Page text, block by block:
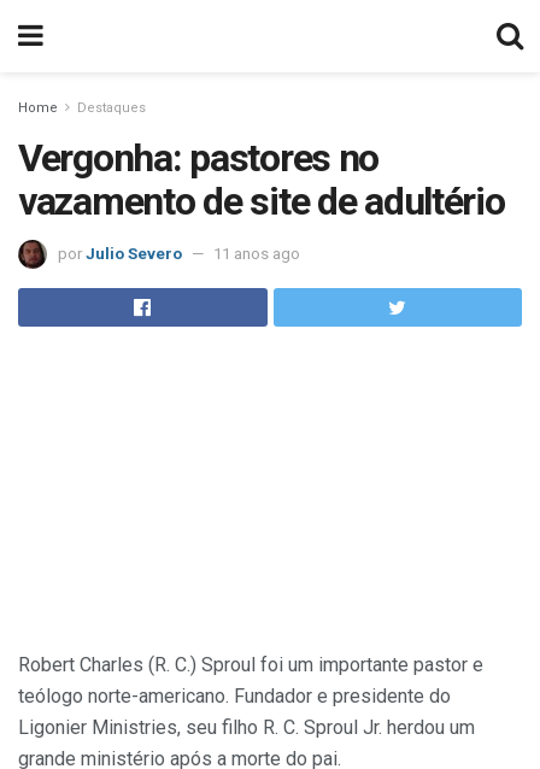
Home Destaques
Vergonha: pastores no
vazamento de site de adultério
por Julio Severo 11 anos ago
Robert Charles (R. C.) Sproul foi um importante pastor e
teólogo norte-americano. Fundador e presidente do
Ligonier Ministries, seu filho R. C. Sproul Jr. herdou um
grande ministério após a morte do pai.